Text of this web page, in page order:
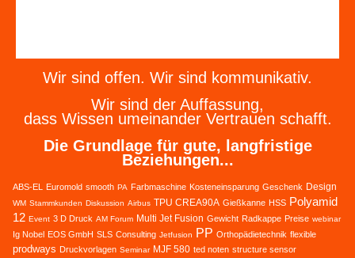
Wir sind offen. Wir sind kommunikativ.
Wir sind der Auffassung,
dass Wissen umeinander Vertrauen schafft.
Die Grundlage für gute, langfristige
Beziehungen...
ABS-EL Euromold smooth PA Farbmaschine Kosteneinsparung Geschenk Design
WM Stammkunden Diskussion Airbus TPU CREA90A Gießkanne HSS Polyamid
12 Event 3 D Druck AM Forum Multi Jet Fusion Gewicht Radkappe Preise webinar
Ig Nobel EOS GmbH SLS Consulting Jetfusion PP Orthopädietechnik flexible
prodways Druckvorlagen Seminar MJF 580 ted noten structure sensor